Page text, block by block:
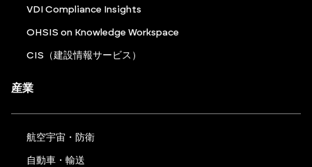
VDI Compliance Insights
OHSIS on Knowledge Workspace
CIS（建設情報サービス）
産業
航空宇宙・防衛
自動車・輸送